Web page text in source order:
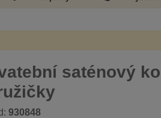
saténový
930848